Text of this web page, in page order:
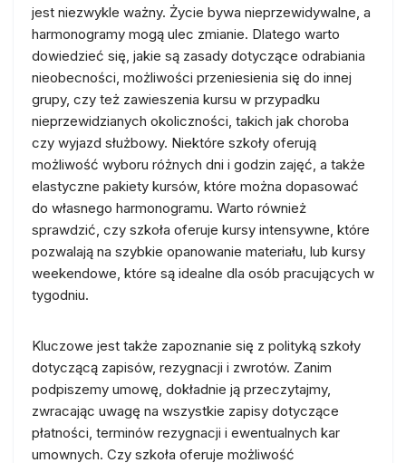
jest niezwykle ważny. Życie bywa nieprzewidywalne, a
harmonogramy mogą ulec zmianie. Dlatego warto
dowiedzieć się, jakie są zasady dotyczące odrabiania
nieobecności, możliwości przeniesienia się do innej
grupy, czy też zawieszenia kursu w przypadku
nieprzewidzianych okoliczności, takich jak choroba
czy wyjazd służbowy. Niektóre szkoły oferują
możliwość wyboru różnych dni i godzin zajęć, a także
elastyczne pakiety kursów, które można dopasować
do własnego harmonogramu. Warto również
sprawdzić, czy szkoła oferuje kursy intensywne, które
pozwalają na szybkie opanowanie materiału, lub kursy
weekendowe, które są idealne dla osób pracujących w
tygodniu.
Kluczowe jest także zapoznanie się z polityką szkoły
dotyczącą zapisów, rezygnacji i zwrotów. Zanim
podpiszemy umowę, dokładnie ją przeczytajmy,
zwracając uwagę na wszystkie zapisy dotyczące
płatności, terminów rezygnacji i ewentualnych kar
umownych. Czy szkoła oferuje możliwość